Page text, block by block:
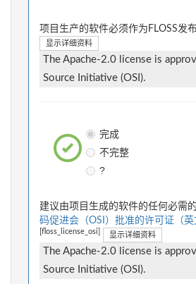
项目生产的软件必须作为FLOSS发
显示详细资料
The Apache-2.0 license is
Source Initiative (OSI).
完成
不完整
?
建议由项目生成的软件的任何必需
码促进会（OSI）批准的许可证（英
[floss_license_osi] 显示详细资料
The Apache-2.0 license is
Source Initiative (OSI).